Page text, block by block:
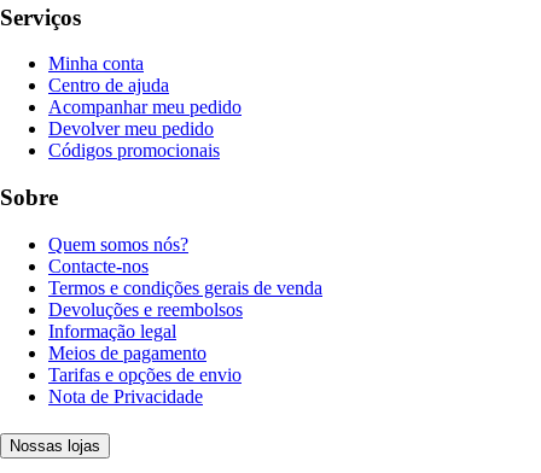
Serviços
Minha conta
Centro de ajuda
Acompanhar meu pedido
Devolver meu pedido
Códigos promocionais
Sobre
Quem somos nós?
Contacte-nos
Termos e condições gerais de venda
Devoluções e reembolsos
Informação legal
Meios de pagamento
Tarifas e opções de envio
Nota de Privacidade
Nossas lojas